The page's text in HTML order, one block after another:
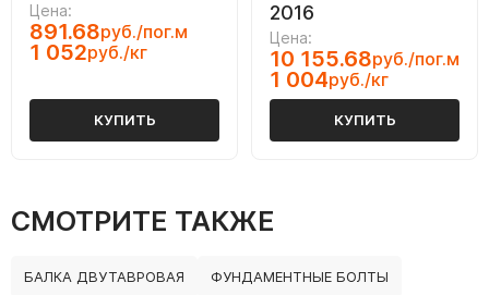
Цена:
891.68руб./пог.м
1 052руб./кг
КУПИТЬ
2016
Цена:
10 155.68руб./пог.м
1 004руб./кг
КУПИТЬ
СМОТРИТЕ ТАКЖЕ
БАЛКА ДВУТАВРОВАЯ ФУНДАМЕНТНЫЕ БОЛТЫ